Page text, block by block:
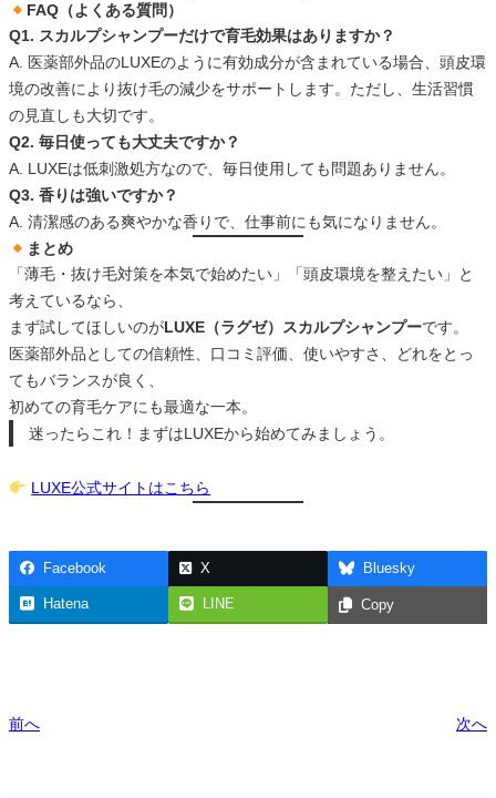
FAQ（よくある質問）
Q1. スカルプシャンプーだけで育毛効果はありますか？
A. 医薬部外品のLUXEのように有効成分が含まれている場合、頭皮環
境の改善により抜け毛の減少をサポートします。ただし、生活習慣
の見直しも大切です。
Q2. 毎日使っても大丈夫ですか？
A. LUXEは低刺激処方なので、毎日使用しても問題ありません。
Q3. 香りは強いですか？
A. 清潔感のある爽やかな香りで、仕事前にも気になりません。
まとめ
「薄毛・抜け毛対策を本気で始めたい」「頭皮環境を整えたい」と
考えているなら、
まず試してほしいのがLUXE（ラグゼ）スカルプシャンプーです。
医薬部外品としての信頼性、口コミ評価、使いやすさ、どれをとっ
てもバランスが良く、
初めての育毛ケアにも最適な一本。
迷ったらこれ！まずはLUXEから始めてみましょう。
LUXE公式サイトはこちら
Facebook X Bluesky
Hatena LINE Copy
前へ 次へ